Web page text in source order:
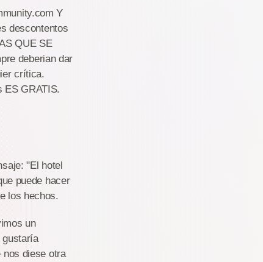
Y
descontentos
QUE SE
deberian dar
crítica.
ES GRATIS.
"El hotel
puede hacer
los hechos.
un
gustaría
nos diese otra